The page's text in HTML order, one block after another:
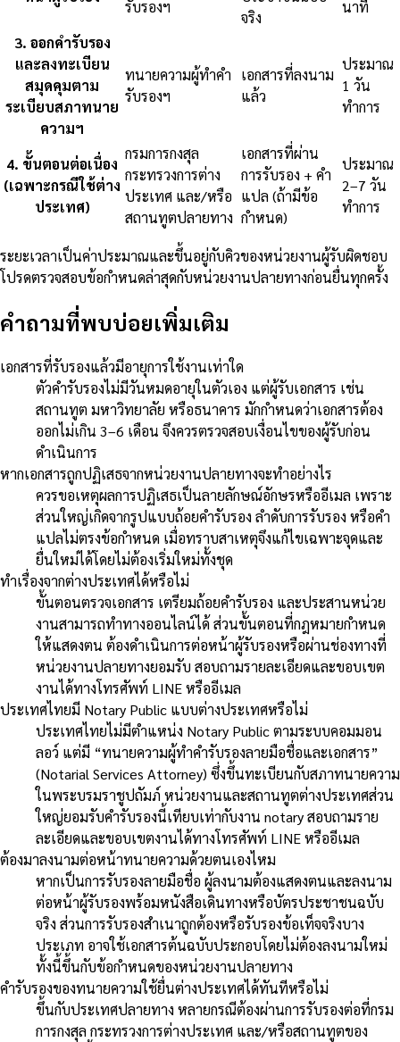
รับรองฯ
จริง
นาที
3. ออกคำรับรอง
และลงทะเบียน
สมุดคุมตาม
ระเบียบสภาทนาย
ความฯ
ทนายความผู้ทำคำ
รับรองฯ
เอกสารที่ลงนาม
แล้ว
ประมาณ
1 วัน
ทำการ
4. ขั้นตอนต่อเนื่อง
(เฉพาะกรณีใช้ต่าง
ประเทศ)
กรมการกงสุล
กระทรวงการต่าง
ประเทศ และ/หรือ
สถานทูตปลายทาง
เอกสารที่ผ่าน
การรับรอง + คำ
แปล (ถ้ามีข้อ
กำหนด)
ประมาณ
2–7 วัน
ทำการ
ระยะเวลาเป็นค่าประมาณและขึ้นอยู่กับคิวของหน่วยงานผู้รับผิดชอบ
โปรดตรวจสอบข้อกำหนดล่าสุดกับหน่วยงานปลายทางก่อนยื่นทุกครั้ง
คำถามที่พบบ่อยเพิ่มเติม
เอกสารที่รับรองแล้วมีอายุการใช้งานเท่าใด
ตัวคำรับรองไม่มีวันหมดอายุในตัวเอง แต่ผู้รับเอกสาร เช่น
สถานทูต มหาวิทยาลัย หรือธนาคาร มักกำหนดว่าเอกสารต้อง
ออกไม่เกิน 3–6 เดือน จึงควรตรวจสอบเงื่อนไขของผู้รับก่อน
ดำเนินการ
หากเอกสารถูกปฏิเสธจากหน่วยงานปลายทางจะทำอย่างไร
ควรขอเหตุผลการปฏิเสธเป็นลายลักษณ์อักษรหรืออีเมล เพราะ
ส่วนใหญ่เกิดจากรูปแบบถ้อยคำรับรอง ลำดับการรับรอง หรือคำ
แปลไม่ตรงข้อกำหนด เมื่อทราบสาเหตุจึงแก้ไขเฉพาะจุดและ
ยื่นใหม่ได้โดยไม่ต้องเริ่มใหม่ทั้งชุด
ทำเรื่องจากต่างประเทศได้หรือไม่
ขั้นตอนตรวจเอกสาร เตรียมถ้อยคำรับรอง และประสานหน่วย
งานสามารถทำทางออนไลน์ได้ ส่วนขั้นตอนที่กฎหมายกำหนด
ให้แสดงตน ต้องดำเนินการต่อหน้าผู้รับรองหรือผ่านช่องทางที่
หน่วยงานปลายทางยอมรับ สอบถามรายละเอียดและขอบเขต
งานได้ทางโทรศัพท์ LINE หรืออีเมล
ประเทศไทยมี Notary Public แบบต่างประเทศหรือไม่
ประเทศไทยไม่มีตำแหน่ง Notary Public ตามระบบคอมมอน
ลอว์ แต่มี “ทนายความผู้ทำคำรับรองลายมือชื่อและเอกสาร”
(Notarial Services Attorney) ซึ่งขึ้นทะเบียนกับสภาทนายความ
ในพระบรมราชูปถัมภ์ หน่วยงานและสถานทูตต่างประเทศส่วน
ใหญ่ยอมรับคำรับรองนี้เทียบเท่ากับงาน notary สอบถามราย
ละเอียดและขอบเขตงานได้ทางโทรศัพท์ LINE หรืออีเมล
ต้องมาลงนามต่อหน้าทนายความด้วยตนเองไหม
หากเป็นการรับรองลายมือชื่อ ผู้ลงนามต้องแสดงตนและลงนาม
ต่อหน้าผู้รับรองพร้อมหนังสือเดินทางหรือบัตรประชาชนฉบับ
จริง ส่วนการรับรองสำเนาถูกต้องหรือรับรองข้อเท็จจริงบาง
ประเภท อาจใช้เอกสารต้นฉบับประกอบโดยไม่ต้องลงนามใหม่
ทั้งนี้ขึ้นกับข้อกำหนดของหน่วยงานปลายทาง
คำรับรองของทนายความใช้ยื่นต่างประเทศได้ทันทีหรือไม่
ขึ้นกับประเทศปลายทาง หลายกรณีต้องผ่านการรับรองต่อที่กรม
การกงสุล กระทรวงการต่างประเทศ และ/หรือสถานทูตของ